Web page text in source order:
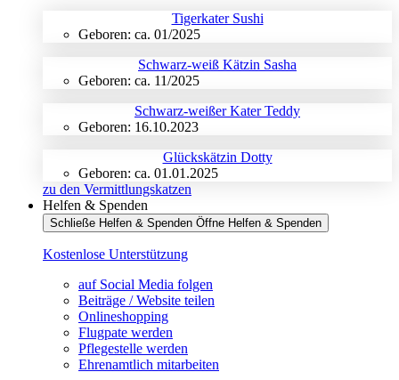
Tigerkater Sushi
Geboren: ca. 01/2025
Schwarz-weiß Kätzin Sasha
Geboren: ca. 11/2025
Schwarz-weißer Kater Teddy
Geboren: 16.10.2023
Glückskätzin Dotty
Geboren: ca. 01.01.2025
zu den Vermittlungskatzen
Helfen & Spenden
Schließe Helfen & Spenden Öffne Helfen & Spenden
Kostenlose Unterstützung
auf Social Media folgen
Beiträge / Website teilen
Onlineshopping
Flugpate werden
Pflegestelle werden
Ehrenamtlich mitarbeiten